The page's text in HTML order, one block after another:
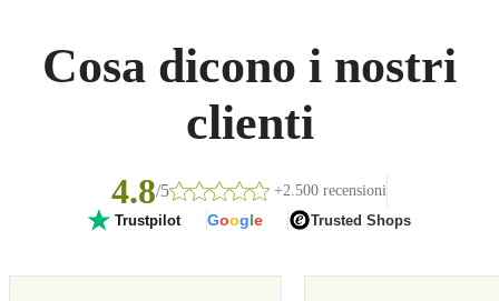
Cosa dicono i nostri
clienti
4.8/5 +2.500 recensioni
Trustpilot Google Trusted Shops